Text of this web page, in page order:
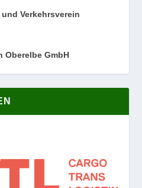
Verkehrsverein
Oberelbe GmbH